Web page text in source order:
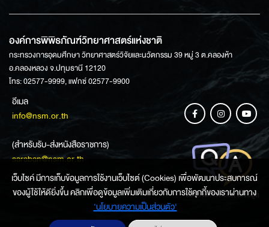
องค์การพิพิธภัณฑ์วิทยาศาสตร์แห่งชาติ
กระทรวงการอุดมศึกษา วิทยาศาสตร์วิจัยและนวัตกรรม 39 หมู่ 3 ต.คลองห้า
อ.คลองหลวง จ.ปทุมธานี 12120
โทร: 02577-9999, แฟกซ์ 02577-9900
อีเมล
info@nsm.or.th
(สำหรับรับ-ส่งหนังสือราชการ)
saraban@nsm.or.th
ช่องทางการสอบถามข้อมูล
เว็บไซค์ มีการเก็บข้อมูลการใช้งานเว็บไซต์ (Cookies) เพื่อพัฒนาประสบการณ์
ของผู้ใช้ให้ดียิ่งขึ้น คลิกเพื่อดูข้อมูลเพิ่มเติมเกี่ยวกับการใช้คุกกี้ของเราผ่านทาง
‘นโยบายความเป็นส่วนตัว'